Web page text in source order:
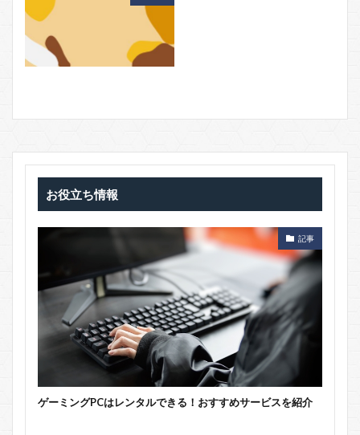
お役立ち情報
記事
ゲーミングPCはレンタルできる！おすすめサービスを紹介